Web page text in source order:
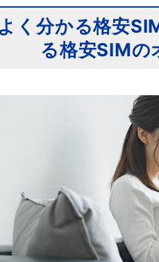
く分かる格安
る格安SIMの